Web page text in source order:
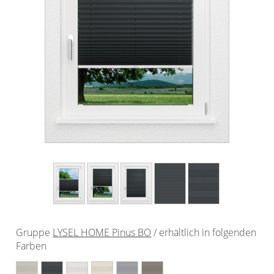
Outdoor-Plissees
Plissee mit Muster
Plissee günstig
Bildergalerie
Plissee Modelle
Plissee Befestigungen
Plissee Messanleitung
Plissee Waschanleitung
Schienensysteme
Rollo
Gruppe LYSEL HOME Pinus BO/ erhältlich in folgenden
Farben